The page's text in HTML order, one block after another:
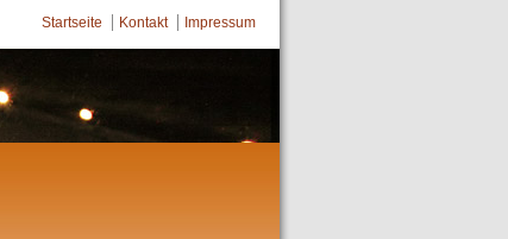
Startseite Kontakt Impressum